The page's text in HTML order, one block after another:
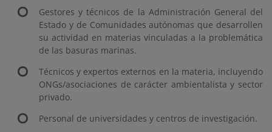
Gestores y técnicos de la Administración General del
Estado y de Comunidades autónomas que desarrollen
su actividad en materias vinculadas a la problemática
de las basuras marinas.
Técnicos y expertos externos en la materia, incluyendo
ONGs/asociaciones de carácter ambientalista y sector
privado.
Personal de universidades y centros de investigación.